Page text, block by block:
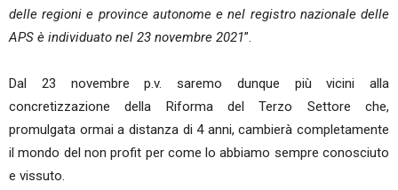
delle regioni e province autonome e nel registro nazionale delle
APS è individuato nel 23 novembre 2021”.
Dal 23 novembre p.v. saremo dunque più vicini alla
concretizzazione della Riforma del Terzo Settore che,
promulgata ormai a distanza di 4 anni, cambierà completamente
il mondo del non profit per come lo abbiamo sempre conosciuto
e vissuto.